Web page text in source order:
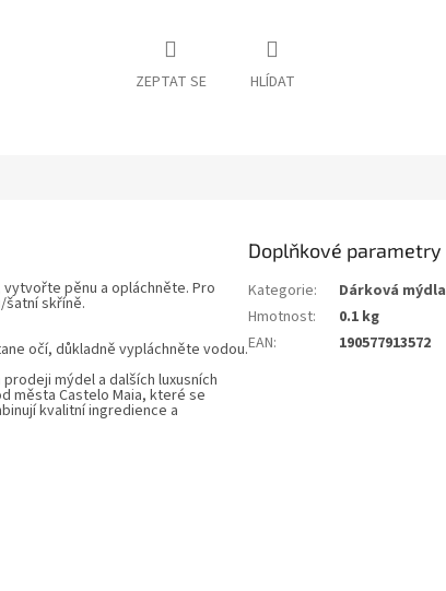
ZEPTAT SE HLÍDAT
pěnu a opláchněte. Pro
skříně.
očí, důkladně vypláchněte vodou.
mýdel a dalších luxusních
města Castelo Maia, které se
kvalitní ingredience a
Doplňkové parametry
Kategorie:
Dárková mýdla
Hmotnost:
0.1 kg
EAN: 190577913572